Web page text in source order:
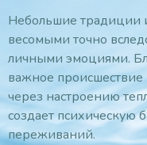
Небольшие традиции
весомыми точно
личными эмоциями.
важное происшествие
через настроению
создает психическую
переживаний.